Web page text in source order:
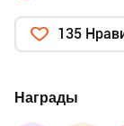
135
Награды